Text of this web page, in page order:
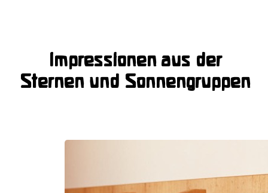
Impressionen aus der
Sternen und Sonnengruppen